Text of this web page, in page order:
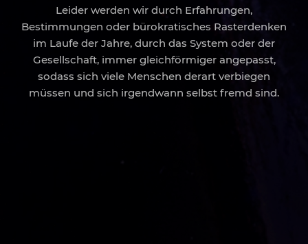
Leider werden wir durch Erfahrungen,
Bestimmungen oder bürokratisches Rasterdenken
im Laufe der Jahre, durch das System oder der
Gesellschaft, immer gleichförmiger angepasst,
sodass sich viele Menschen derart verbiegen
müssen und sich irgendwann selbst fremd sind.